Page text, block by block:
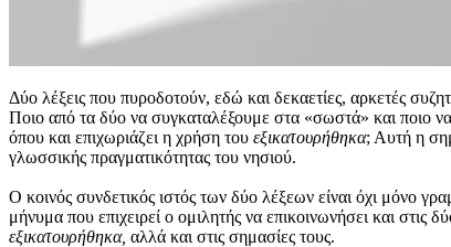
Δύο λέξεις που πυροδοτούν, εδώ και δεκαετίες, αρκετές
Ποιο από τα δύο να συγκαταλέξουμε στα «σωστά» και ποιο
όπου και επιχωριάζει η χρήση του εξικατουρήθηκα; Αυτή η
γλωσσικής πραγματικότητας του νησιού.
Ο κοινός συνδετικός ιστός των δύο λέξεων είναι όχι μόνο
μήνυμα που επιχειρεί ο ομιλητής να επικοινωνήσει και
εξικατουρήθηκα, αλλά και στις σημασίες τους.